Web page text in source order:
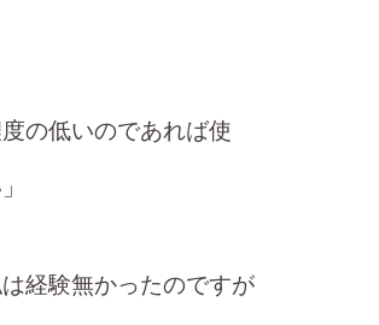
度の低いのであれば使
経験無かったのですが